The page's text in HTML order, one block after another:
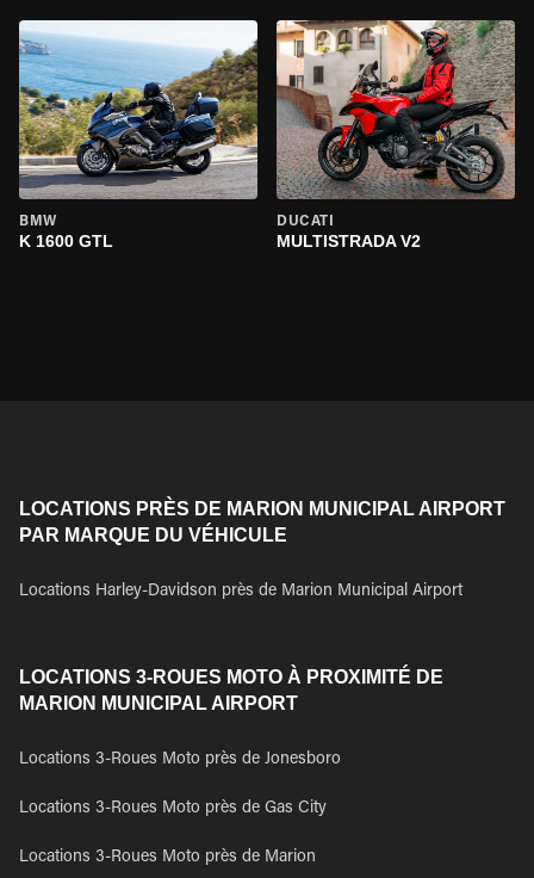
BMW
K 1600 GTL
DUCATI
MULTISTRADA V2
LOCATIONS PRÈS DE MARION MUNICIPAL AIRPORT
PAR MARQUE DU VÉHICULE
Locations Harley-Davidson près de Marion Municipal Airport
LOCATIONS 3-ROUES MOTO À PROXIMITÉ DE
MARION MUNICIPAL AIRPORT
Locations 3-Roues Moto près de Jonesboro
Locations 3-Roues Moto près de Gas City
Locations 3-Roues Moto près de Marion